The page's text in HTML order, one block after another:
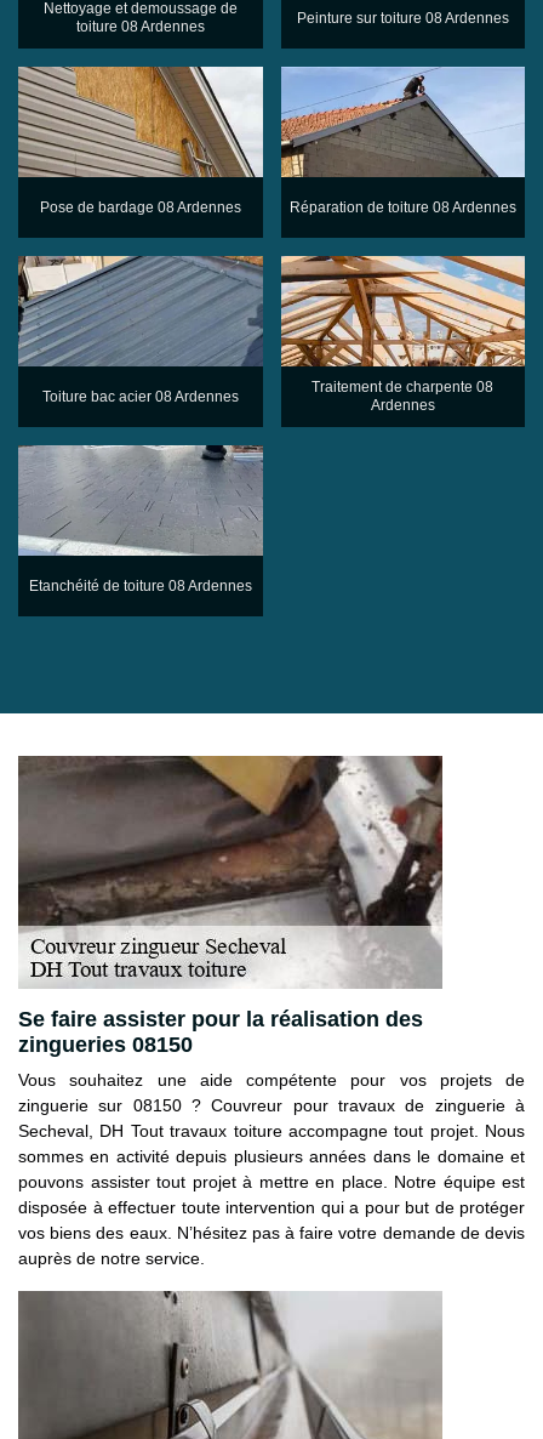
Nettoyage et demoussage de
toiture 08 Ardennes
Peinture sur toiture 08 Ardennes
Pose de bardage 08 Ardennes Réparation de toiture 08 Ardennes
Toiture bac acier 08 Ardennes
Traitement de charpente 08
Ardennes
Etanchéité de toiture 08 Ardennes
Se faire assister pour la réalisation des
zingueries 08150
Vous souhaitez une aide compétente pour vos projets de
zinguerie sur 08150 ? Couvreur pour travaux de zinguerie à
Secheval, DH Tout travaux toiture accompagne tout projet. Nous
sommes en activité depuis plusieurs années dans le domaine et
pouvons assister tout projet à mettre en place. Notre équipe est
disposée à effectuer toute intervention qui a pour but de protéger
vos biens des eaux. N’hésitez pas à faire votre demande de devis
auprès de notre service.